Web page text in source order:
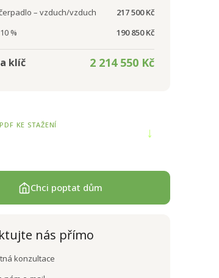
– vzduch/vzduch
217 500 Kč
%
190 850 Kč
klíč 2 214 550 Kč
PDF KE STAŽENÍ ↓
Chci poptat dům
nás přímo
konzultace